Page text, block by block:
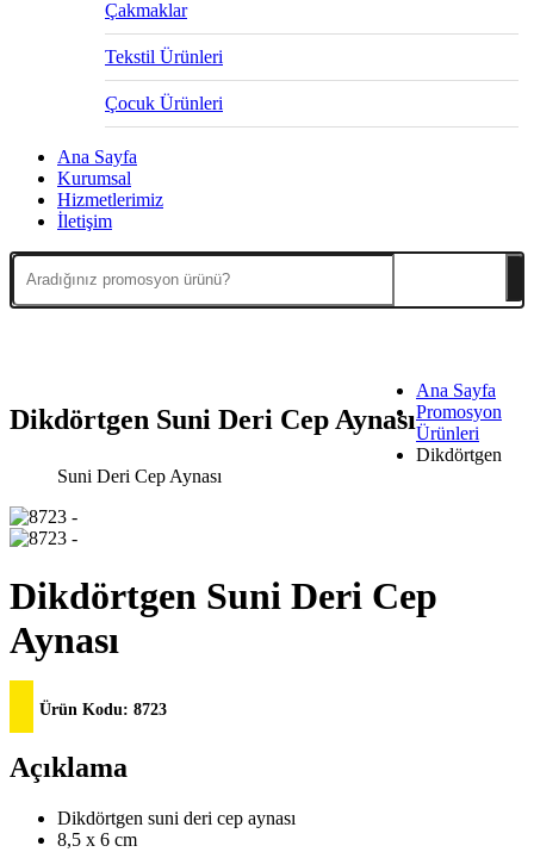
Çakmaklar
Tekstil Ürünleri
Çocuk Ürünleri
Ana Sayfa
Kurumsal
Hizmetlerimiz
İletişim
Dikdörtgen Suni Deri Cep Aynası
Ana Sayfa
Promosyon
Ürünleri
Dikdörtgen
Suni Deri Cep Aynası
Dikdörtgen Suni Deri Cep
Aynası
Ürün Kodu: 8723
Açıklama
Dikdörtgen suni deri cep aynası
8,5 x 6 cm